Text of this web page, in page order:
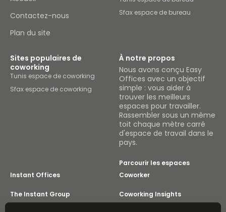
Contactez-nous
Plan du site
Sfax espace de bureau
Sites populaires de
coworking
Tunis espace de coworking
Sfax espace de coworking
À notre propos
Nous avons conçu Easy
Offices avec un objectif
simple : vous aider à
trouver les meilleurs
espaces pour travailler.
Rassembler sous un même
toit chaque mètre carré
d'espace de travail dans le
pays.
Parcourir les espaces
Instant Offices
Coworker
The Instant Group Coworking Insights